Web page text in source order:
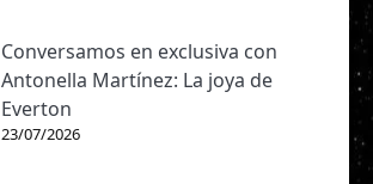
Conversamos en exclusiva con
Antonella Martínez: La joya de
Everton
23/07/2026